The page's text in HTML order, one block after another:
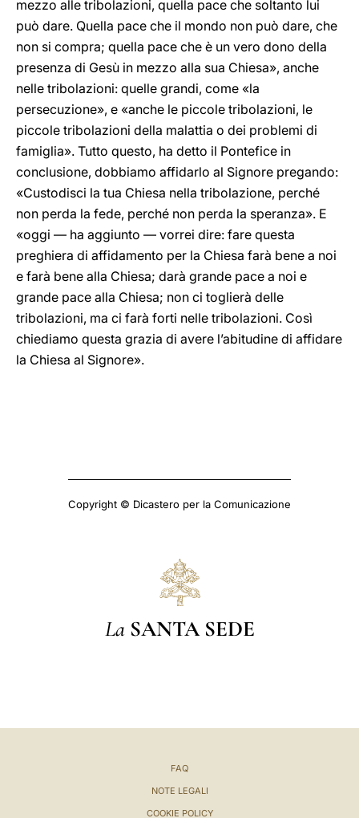
mezzo alle tribolazioni, quella pace che soltanto lui
può dare. Quella pace che il mondo non può dare, che
non si compra; quella pace che è un vero dono della
presenza di Gesù in mezzo alla sua Chiesa», anche
nelle tribolazioni: quelle grandi, come «la
persecuzione», e «anche le piccole tribolazioni, le
piccole tribolazioni della malattia o dei problemi di
famiglia». Tutto questo, ha detto il Pontefice in
conclusione, dobbiamo affidarlo al Signore pregando:
«Custodisci la tua Chiesa nella tribolazione, perché
non perda la fede, perché non perda la speranza». E
«oggi — ha aggiunto — vorrei dire: fare questa
preghiera di affidamento per la Chiesa farà bene a noi
e farà bene alla Chiesa; darà grande pace a noi e
grande pace alla Chiesa; non ci toglierà delle
tribolazioni, ma ci farà forti nelle tribolazioni. Così
chiediamo questa grazia di avere l’abitudine di affidare
la Chiesa al Signore».
Copyright © Dicastero per la Comunicazione
La SANTA SEDE
FAQ
NOTE LEGALI
COOKIE POLICY